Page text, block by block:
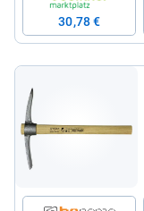
30,78 €